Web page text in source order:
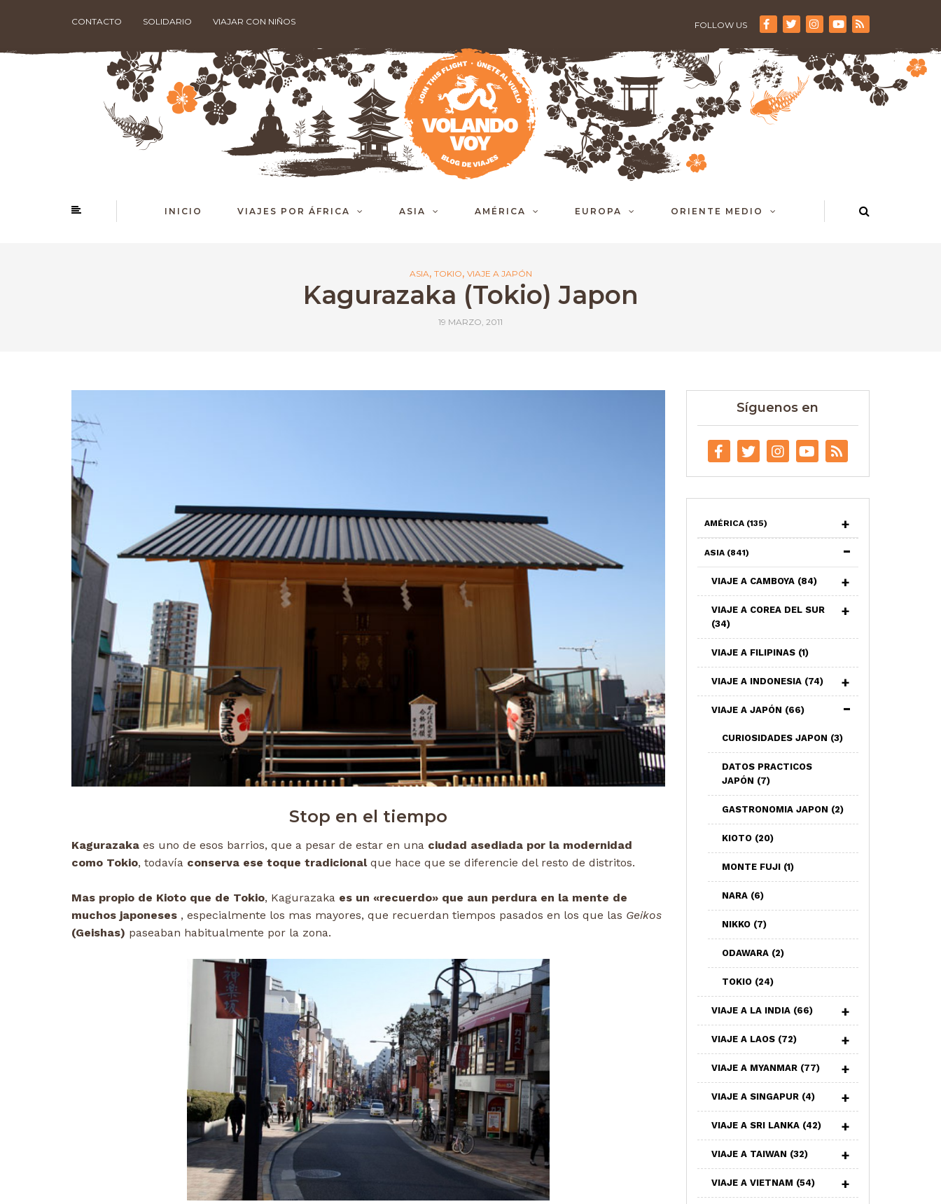
CONTACTO SOLIDARIO VIAJAR CON NIÑOS FOLLOW US
INICIO VIAJES POR ÁFRICA ASIA AMÉRICA EUROPA ORIENTE MEDIO
ASIA, TOKIO, VIAJE A JAPÓN
Kagurazaka (Tokio) Japon
19 MARZO, 2011
Stop en el tiempo
Kagurazaka es uno de esos barrios, que a pesar de estar en una ciudad asediada por la modernidad
como Tokio, todavía conserva ese toque tradicionalque hace que se diferencie del resto de distritos.
Mas propio de Kioto que de Tokio, Kagurazaka es un «recuerdo» que aun perdura en la mente de
muchos japoneses , especialmente los mas mayores, que recuerdan tiempos pasados en los que las Geikos
(Geishas) paseaban habitualmente por la zona.
Síguenos en
AMÉRICA (135)
ASIA (841)
VIAJE A CAMBOYA (84)
VIAJE A COREA DEL SUR
(34)
VIAJE A FILIPINAS (1)
VIAJE A INDONESIA (74)
VIAJE A JAPÓN (66)
CURIOSIDADES JAPON (3)
DATOS PRACTICOS
JAPÓN (7)
GASTRONOMIA JAPON (2)
KIOTO (20)
MONTE FUJI (1)
NARA (6)
NIKKO (7)
ODAWARA (2)
TOKIO (24)
VIAJE A LA INDIA (66)
VIAJE A LAOS (72)
VIAJE A MYANMAR (77)
VIAJE A SINGAPUR (4)
VIAJE A SRI LANKA (42)
VIAJE A TAIWAN (32)
VIAJE A VIETNAM (54)